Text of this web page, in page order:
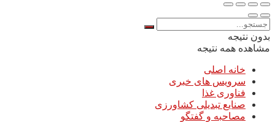
بدون نتیجه
مشاهده همه نتیجه
خانه اصلی
سرویس های خبری
فناوری غذا
صنایع تبدیلی کشاورزی
مصاحبه و گفتگو